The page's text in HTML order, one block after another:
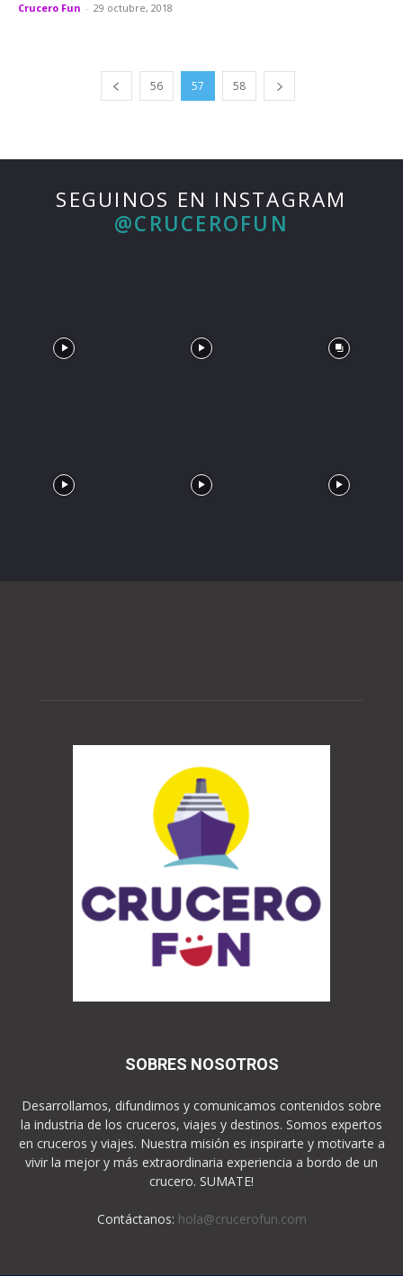
Crucero Fun - 29 octubre, 2018
56 57 58
SEGUINOS EN INSTAGRAM
@CRUCEROFUN
SOBRES NOSOTROS
Desarrollamos, difundimos y comunicamos contenidos sobre
la industria de los cruceros, viajes y destinos. Somos expertos
en cruceros y viajes. Nuestra misión es inspirarte y motivarte a
vivir la mejor y más extraordinaria experiencia a bordo de un
crucero. SUMATE!
Contáctanos: hola@crucerofun.com